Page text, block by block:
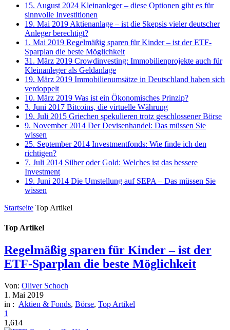
15. August 2024 Kleinanleger – diese Optionen gibt es für
sinnvolle Investitionen
19. Mai 2019 Aktienanlage – ist die Skepsis vieler deutscher
Anleger berechtigt?
1. Mai 2019 Regelmäßig sparen für Kinder – ist der ETF-
Sparplan die beste Möglichkeit
31. März 2019 Crowdinvesting: Immobilienprojekte auch für
Kleinanleger als Geldanlage
19. März 2019 Immobilienumsätze in Deutschland haben sich
verdoppelt
10. März 2019 Was ist ein Ökonomisches Prinzip?
3. Juni 2017 Bitcoins, die virtuelle Währung
19. Juli 2015 Griechen spekulieren trotz geschlossener Börse
9. November 2014 Der Devisenhandel: Das müssen Sie
wissen
25. September 2014 Investmentfonds: Wie finde ich den
richtigen?
7. Juli 2014 Silber oder Gold: Welches ist das bessere
Investment
19. Juni 2014 Die Umstellung auf SEPA – Das müssen Sie
wissen
Startseite Top Artikel
Top Artikel
Regelmäßig sparen für Kinder – ist der
ETF-Sparplan die beste Möglichkeit
Von: Oliver Schoch
1. Mai 2019
in : Aktien & Fonds, Börse, Top Artikel
1
1,614